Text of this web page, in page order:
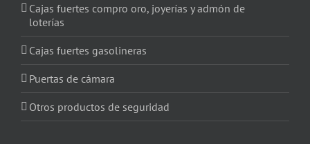
Cajas fuertes compro oro, joyerías y admón de
loterías
Cajas fuertes gasolineras
Puertas de cámara
Otros productos de seguridad